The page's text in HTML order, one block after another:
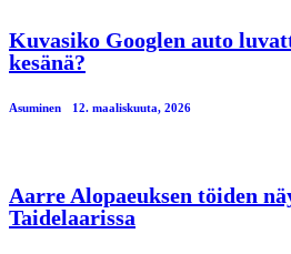
Kuvasiko Googlen auto
kesänä?
Asuminen 12. maaliskuuta, 2026
Aarre Alopaeuksen töiden
Taidelaarissa